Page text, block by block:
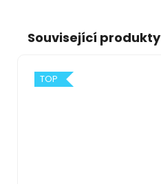
Související produkty
TOP